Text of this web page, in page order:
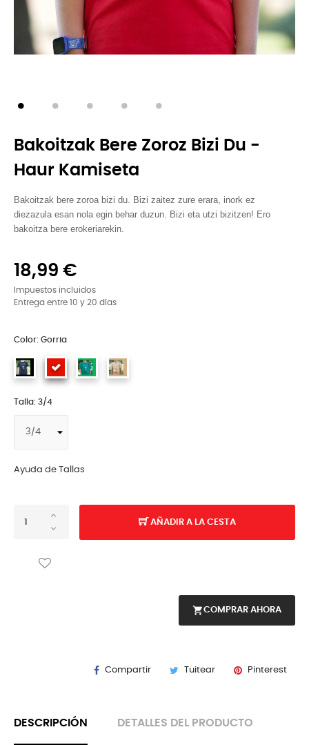
Bakoitzak Bere Zoroz Bizi Du -
Haur Kamiseta
Bakoitzak bere zoroa bizi du. Bizi zaitez zure erara, inork ez
diezazula esan nola egin behar duzun. Bizi eta utzi bizitzen! Ero
bakoitza bere erokeriarekin.
18,99 €
Impuestos incluidos
Entrega entre 10 y 20 días
Color: Gorria
Talla: 3/4
Ayuda de Tallas
AÑADIR A LA CESTA
shopping_cartCOMPRAR AHORA
Compartir Tuitear Pinterest
DESCRIPCIÓN DETALLES DEL PRODUCTO